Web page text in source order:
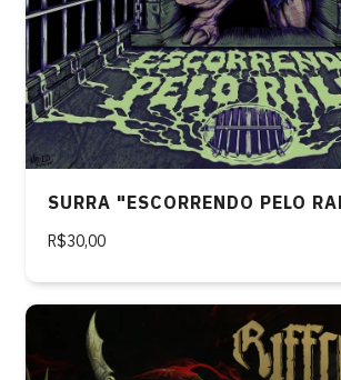
SURRA "ESCORRENDO PELO
R$30,00